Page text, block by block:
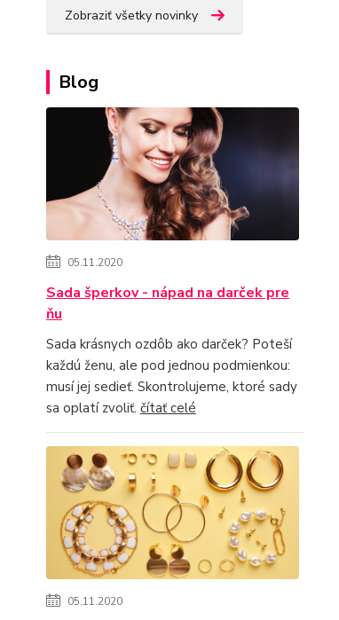
Zobraziť všetky novinky
Blog
05.11.2020
Sada šperkov - nápad na darček pre
ňu
Sada krásnych ozdôb ako darček? Poteší
každú ženu, ale pod jednou podmienkou:
musí jej sedieť. Skontrolujeme, ktoré sady
sa oplatí zvoliť. čítať celé
05.11.2020